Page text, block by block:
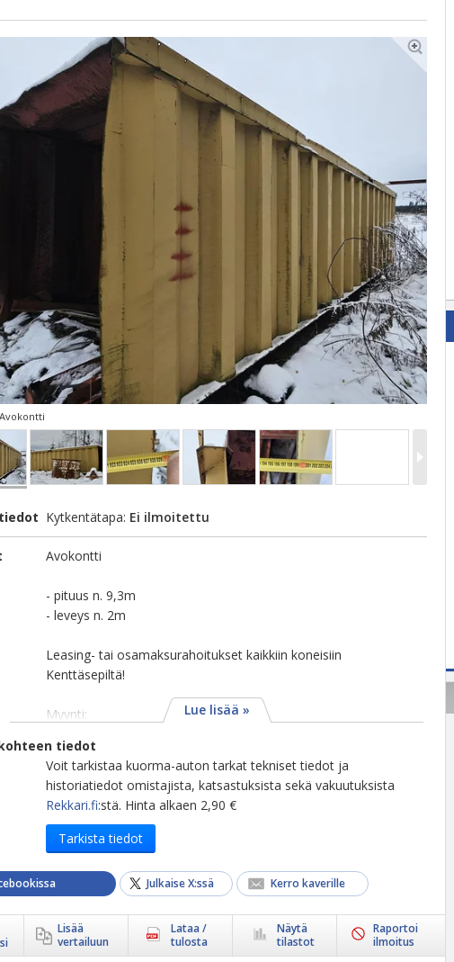
Kytkentätapa: Ei ilmoitettu
Avokontti
- pituus n. 9,3m
- leveys n. 2m
Leasing- tai osamaksurahoitukset kaikkiin koneisiin
Kenttäsepiltä!
Myynti: Lue lisää »
tiedot
Voit tarkistaa kuorma-auton tarkat tekniset tiedot ja
historiatiedot omistajista, katsastuksista sekä vakuutuksista
Rekkari.fi:stä. Hinta alkaen 2,90 €
Tarkista tiedot
Julkaise X:ssä Kerro kaverille
Lisää
vertailuun
Lataa /
tulosta
Näytä
tilastot
Raportoi
ilmoitus